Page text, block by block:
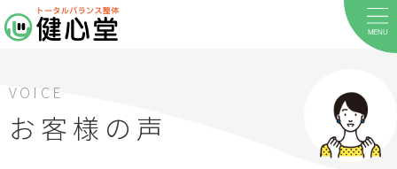
MENU
VOICE
お客様の声